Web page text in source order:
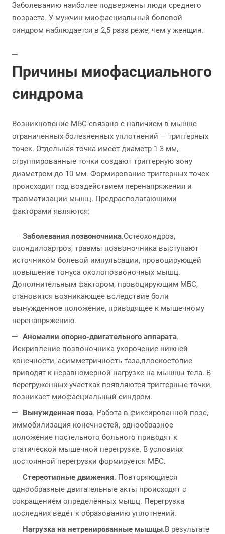
Заболеванию наиболее подвержены люди среднего
возраста. У мужчин миофасциальный болевой
синдром наблюдается в 2,5 раза реже, чем у женщин.
Причины миофасциального
синдрома
Возникновение МБС связано с наличием в мышце
ограниченных болезненных уплотнений — триггерных
точек. Отдельная точка имеет диаметр 1-3 мм,
сгруппированные точки создают триггерную зону
диаметром до 10 мм. Формирование триггерных точек
происходит под воздействием перенапряжения и
травматизации мышц. Предрасполагающими
факторами являются:
Заболевания позвоночника.Остеохондроз,
спондилоартроз, травмы позвоночника выступают
источником болевой импульсации, провоцирующей
повышение тонуса околопозвоночных мышц.
Дополнительным фактором, провоцирующим МБС,
становится возникающее вследствие боли
вынужденное положение, приводящее к мышечному
перенапряжению.
Аномалии опорно-двигательного аппарата.
Искривление позвоночника укорочение нижней
конечности, асимметричность таза,плоскостопие
приводят к неравномерной нагрузке на мышцы тела. В
перегруженных участках появляются триггерные точки,
возникает миофасциальный синдром.
Вынужденная поза. Работа в фиксированной позе,
иммобилизация конечностей, однообразное
положение постельного больного приводят к
статической мышечной перегрузке. В условиях
постоянной перегрузки формируется МБС.
Стереотипные движения. Повторяющиеся
однообразные двигательные акты происходят с
сокращением определённых мышц. Перегрузка
последних ведёт к образованию уплотнений.
Нагрузка на нетренированные мышцы.В результате